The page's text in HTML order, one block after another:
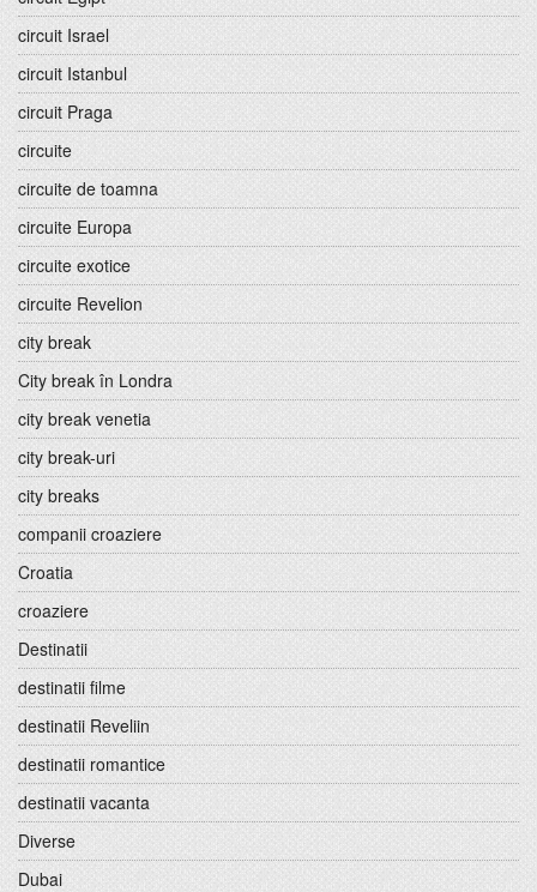
circuit Israel
circuit Istanbul
circuit Praga
circuite
circuite de toamna
circuite Europa
circuite exotice
circuite Revelion
city break
City break în Londra
city break venetia
city break-uri
city breaks
companii croaziere
Croatia
croaziere
Destinatii
destinatii filme
destinatii Reveliin
destinatii romantice
destinatii vacanta
Diverse
Dubai